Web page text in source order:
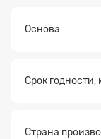
Основа
Срок годности,
Страна